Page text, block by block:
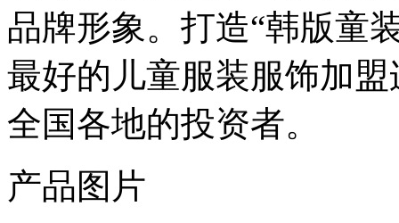
品牌形象。打造“韩版童
最好的儿童服装服饰加
全国各地的投资者。
产品图片